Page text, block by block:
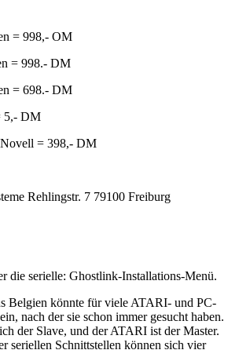
= 998,- OM
= 998.- DM
= 698.- DM
5,- DM
= 398,- DM
Rehlingstr. 7 79100 Freiburg
die serielle: Ghostlink-Installations-Menü.
Belgien könnte für viele ATARI- und PC-
nach der sie schon immer gesucht haben.
der Slave, und der ATARI ist der Master.
seriellen Schnittstellen können sich vier